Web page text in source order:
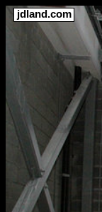
jdland.com